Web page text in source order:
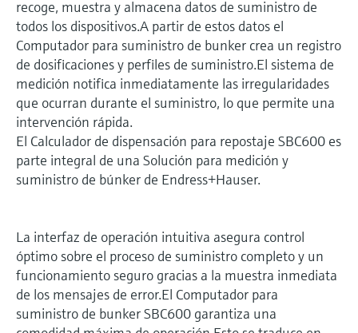
recoge, muestra y almacena datos de suministro de
todos los dispositivos.A partir de estos datos el
Computador para suministro de bunker crea un registro
de dosificaciones y perfiles de suministro.El sistema de
medición notifica inmediatamente las irregularidades
que ocurran durante el suministro, lo que permite una
intervención rápida.
El Calculador de dispensación para repostaje SBC600 es
parte integral de una Solución para medición y
suministro de búnker de Endress+Hauser.
La interfaz de operación intuitiva asegura control
óptimo sobre el proceso de suministro completo y un
funcionamiento seguro gracias a la muestra inmediata
de los mensajes de error.El Computador para
suministro de bunker SBC600 garantiza una